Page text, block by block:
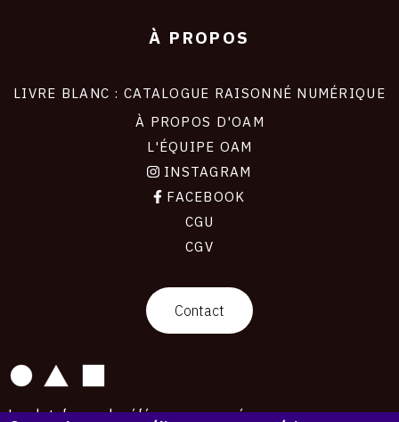
À PROPOS
LIVRE BLANC : CATALOGUE RAISONNÉ NUMÉRIQUE
À PROPOS D'OAM
L'ÉQUIPE OAM
INSTAGRAM
FACEBOOK
CGU
CGV
Contact
La plateforme de référence pour créer,